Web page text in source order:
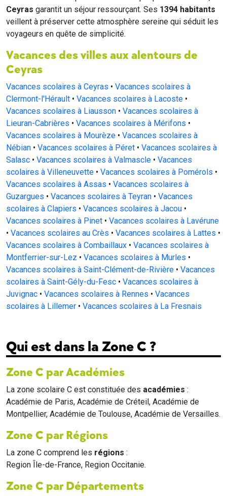
Ceyras garantit un séjour ressourçant. Ses 1394 habitants
veillent à préserver cette atmosphère sereine qui séduit les
voyageurs en quête de simplicité.
Vacances des villes aux alentours de
Ceyras
Vacances scolaires à Ceyras • Vacances scolaires à
Clermont-l'Hérault • Vacances scolaires à Lacoste •
Vacances scolaires à Liausson • Vacances scolaires à
Lieuran-Cabrières • Vacances scolaires à Mérifons •
Vacances scolaires à Mourèze • Vacances scolaires à
Nébian • Vacances scolaires à Péret • Vacances scolaires à
Salasc • Vacances scolaires à Valmascle • Vacances
scolaires à Villeneuvette • Vacances scolaires à Pomérols •
Vacances scolaires à Assas • Vacances scolaires à
Guzargues • Vacances scolaires à Teyran • Vacances
scolaires à Clapiers • Vacances scolaires à Jacou •
Vacances scolaires à Pinet • Vacances scolaires à Lavérune
• Vacances scolaires au Crès • Vacances scolaires à Lattes •
Vacances scolaires à Combaillaux • Vacances scolaires à
Montferrier-sur-Lez • Vacances scolaires à Murles •
Vacances scolaires à Saint-Clément-de-Rivière • Vacances
scolaires à Saint-Gély-du-Fesc • Vacances scolaires à
Juvignac • Vacances scolaires à Rennes • Vacances
scolaires à Lillemer • Vacances scolaires à La Fresnais
Qui est dans la Zone C ?
Zone C par Académies
La zone scolaire C est constituée des académies :
Académie de Paris, Académie de Créteil, Académie de
Montpellier, Académie de Toulouse, Académie de Versailles.
Zone C par Régions
La zone C comprend les régions :
Region Île-de-France, Region Occitanie.
Zone C par Départements